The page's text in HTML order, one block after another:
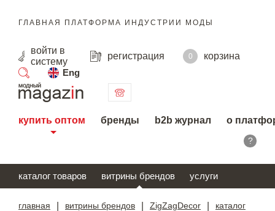
ГЛАВНАЯ ПЛАТФОРМА ИНДУСТРИИ МОДЫ
войти в
систему
регистрация 0
корзина
Eng
поиск
купить оптом бренды b2b журнал о
?
каталог товаров витрины брендов услуги
главная витрины брендов ZigZagDecor каталог